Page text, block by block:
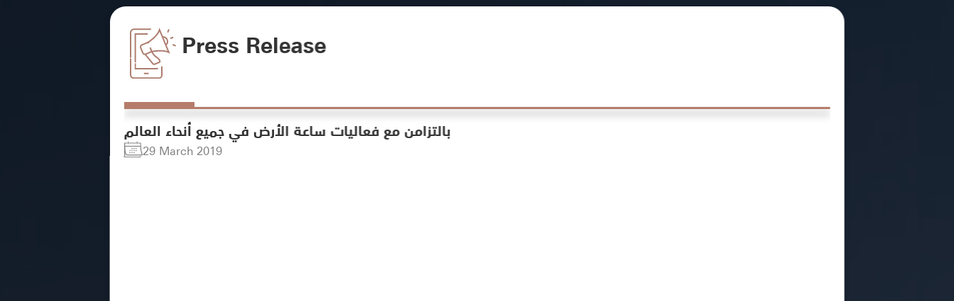
Press Release
بالتزامن مع فعاليات ساعة الأرض في جميع أنحاء العالم
29 March 2019